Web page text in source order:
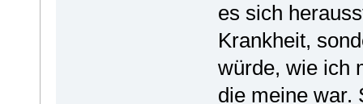
es sich
Krankheit,
würde, wie ich
die meine war.